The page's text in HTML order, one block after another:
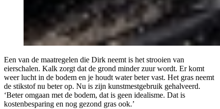
Een van de maatregelen die Dirk neemt is het strooien van
eierschalen. Kalk zorgt dat de grond minder zuur wordt. Er komt
weer lucht in de bodem en je houdt water beter vast. Het gras neemt
de stikstof nu beter op. Nu is zijn kunstmestgebruik gehalveerd.
‘Beter omgaan met de bodem, dat is geen idealisme. Dat is
kostenbesparing en nog gezond gras ook.’